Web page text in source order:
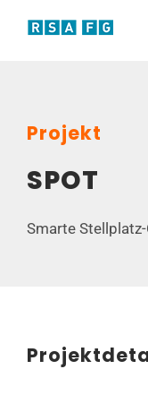
Inhalt
Projekt
SPOT
Smarte